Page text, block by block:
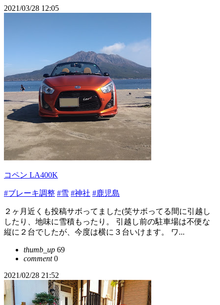
2021/03/28 12:05
コペン LA400K
#ブレーキ調整 #雪 #神社 #鹿児島
２ヶ月近くも投稿サボってました(笑サボってる間に引越し
したり、地味に雪積もったり。 引越し前の駐車場は不便な
縦に２台でしたが、今度は横に３台いけます。 ワ...
thumb_up 69
comment0
2021/02/28 21:52